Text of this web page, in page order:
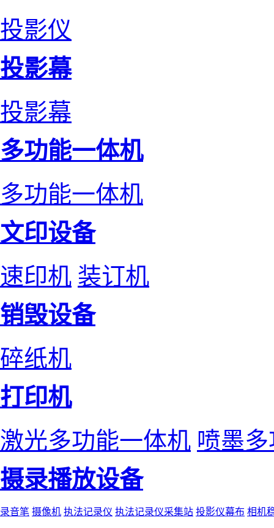
投影仪
投影幕
投影幕
多功能一体机
多功能一体机
文印设备
速印机 装订机
销毁设备
碎纸机
打印机
激光多功能一体机 喷墨
摄录播放设备
录音笔 摄像机 执法记录仪 执法记录仪采集站 投影仪幕布 相机